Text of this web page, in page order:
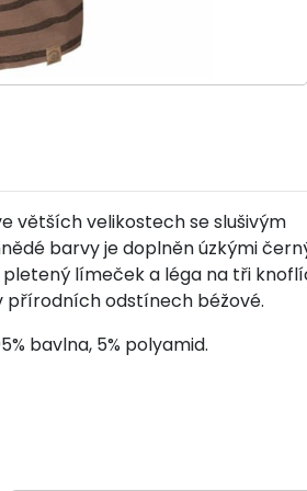
větších velikostech se slušivým
barvy je doplněn úzkými
límeček a léga na tři
přírodních odstínech béžové.
bavlna, 5% polyamid.